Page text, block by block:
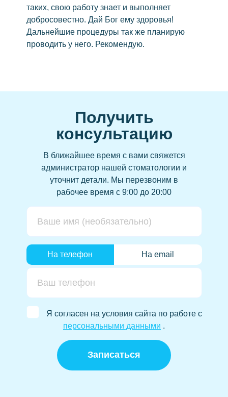
таких, свою работу знает и выполняет
добросовестно. Дай Бог ему здоровья!
Дальнейшие процедуры так же планирую
проводить у него. Рекомендую.
Получить
консультацию
В ближайшее время с вами свяжется
администратор нашей стоматологии и
уточнит детали. Мы перезвоним в
рабочее время с 9:00 до 20:00
На телефон На email
Я согласен на условия сайта по работе с
персональными данными .
Записаться